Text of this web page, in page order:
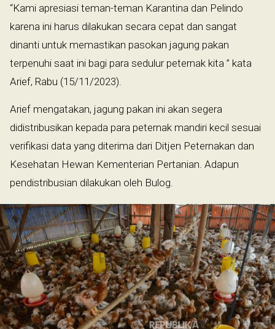
“Kami apresiasi teman-teman Karantina dan Pelindo
karena ini harus dilakukan secara cepat dan sangat
dinanti untuk memastikan pasokan jagung pakan
terpenuhi saat ini bagi para sedulur peternak kita ” kata
Arief, Rabu (15/11/2023).
Arief mengatakan, jagung pakan ini akan segera
didistribusikan kepada para peternak mandiri kecil sesuai
verifikasi data yang diterima dari Ditjen Peternakan dan
Kesehatan Hewan Kementerian Pertanian. Adapun
pendistribusian dilakukan oleh Bulog.